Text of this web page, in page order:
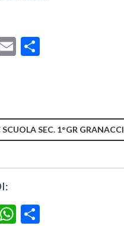
Email
SCUOLA SEC. 1°GR GRANACCI
WhatsApp